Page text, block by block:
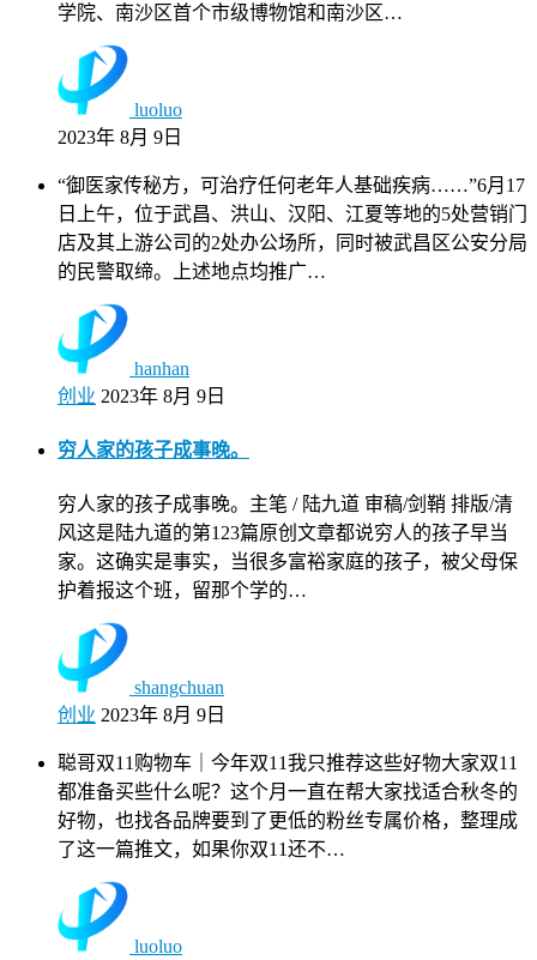
学院、南沙区首个市级博物馆和南沙区…
luoluo
2023年 8月 9日
“御医家传秘方，可治疗任何老年人基础疾病……”6月17
日上午，位于武昌、洪山、汉阳、江夏等地的5处营销门
店及其上游公司的2处办公场所，同时被武昌区公安分局
的民警取缔。上述地点均推广…
hanhan
创业 2023年 8月 9日
穷人家的孩子成事晚。
穷人家的孩子成事晚。主笔 / 陆九道 审稿/剑鞘 排版/清
风这是陆九道的第123篇原创文章都说穷人的孩子早当
家。这确实是事实，当很多富裕家庭的孩子，被父母保
护着报这个班，留那个学的…
shangchuan
创业 2023年 8月 9日
聪哥双11购物车｜今年双11我只推荐这些好物大家双11
都准备买些什么呢？这个月一直在帮大家找适合秋冬的
好物，也找各品牌要到了更低的粉丝专属价格，整理成
了这一篇推文，如果你双11还不…
luoluo